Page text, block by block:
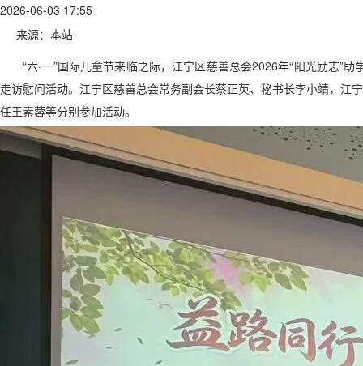
2026-06-03 17:55
来源：本站
“六·一”国际儿童节来临之际，江宁区慈善总会2026年“阳光励志”
走访慰问活动。江宁区慈善总会常务副会长蔡正英、秘书长李小靖，江
任王素蓉等分别参加活动。